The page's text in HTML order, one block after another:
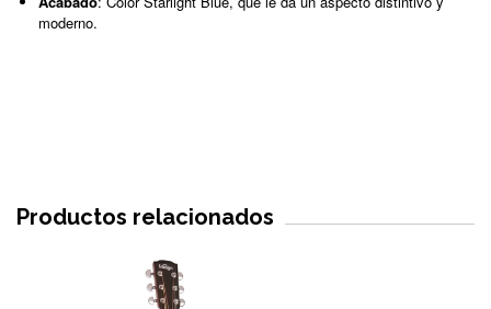
moderno.
Productos relacionados